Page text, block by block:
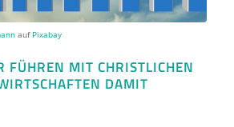
auf Pixabay
FÜHREN MIT CHRISTLICHEN
DAMIT